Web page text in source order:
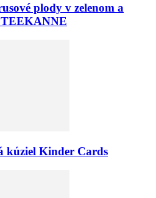
plody v zelenom a
kúziel Kinder Cards